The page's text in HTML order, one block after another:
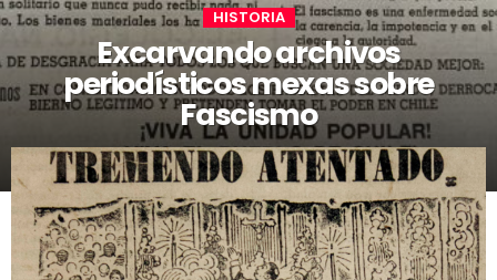
HISTORIA
Excarvando archivos
periodísticos mexas sobre
Fascismo